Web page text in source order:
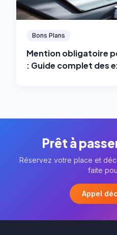
Bons Plans
Mention obligatoire
: Guide complet des
Prêt à
Réservez votre place et
faite
Appel